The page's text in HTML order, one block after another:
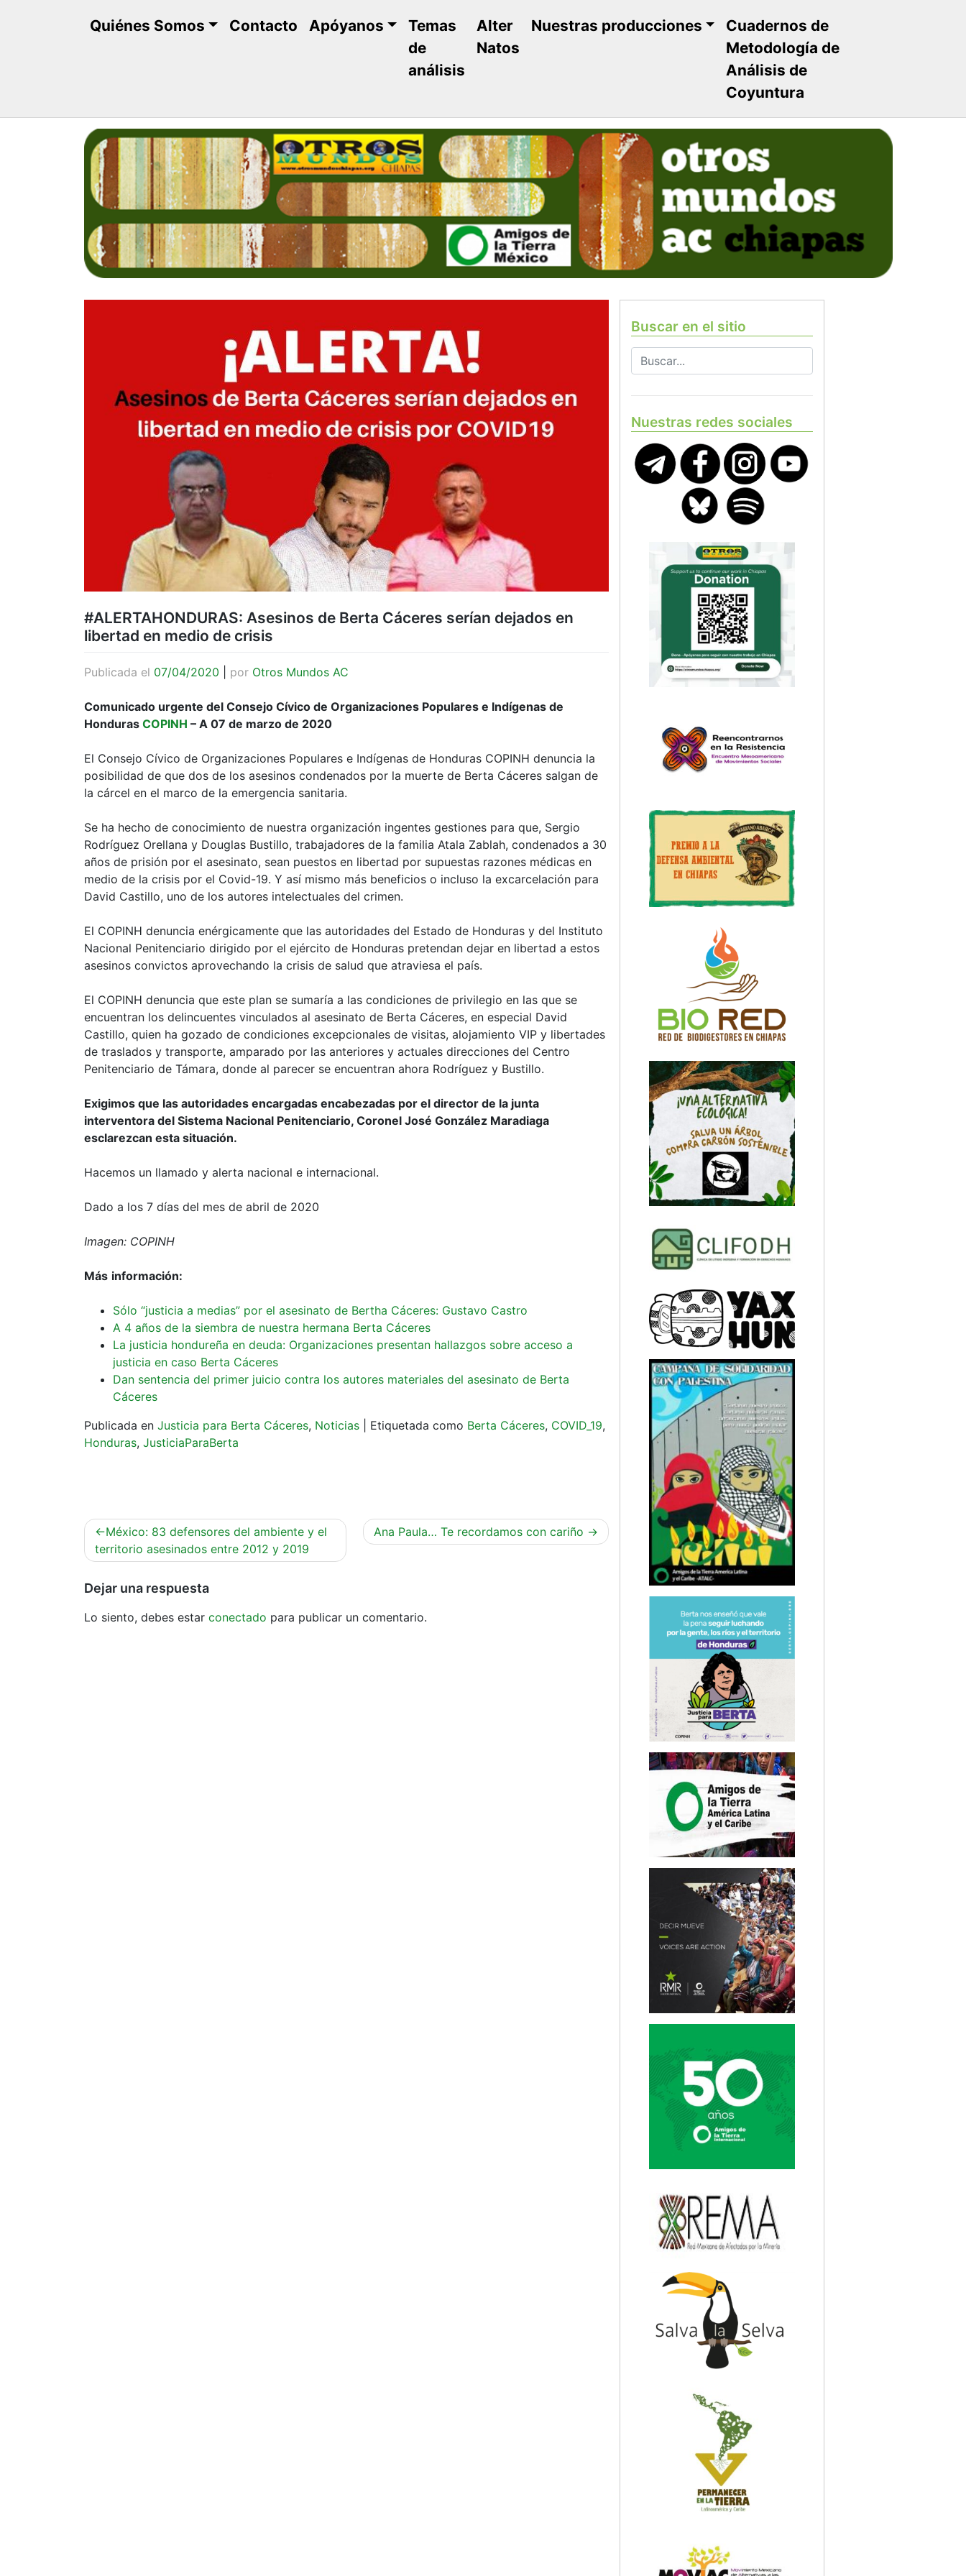
Quiénes Somos Contacto Apóyanos
Temas
de
análisis
Alter
Natos
Nuestras producciones
Cuadernos de
Metodología de
Análisis de
Coyuntura
#ALERTAHONDURAS: Asesinos de Berta Cáceres serían dejados en
libertad en medio de crisis
Publicada el 07/04/2020 por Otros Mundos AC
Comunicado urgente del Consejo Cívico de Organizaciones Populares e Indígenas de
Honduras COPINH – A 07 de marzo de 2020
El Consejo Cívico de Organizaciones Populares e Indígenas de Honduras COPINH denuncia la
posibilidad de que dos de los asesinos condenados por la muerte de Berta Cáceres salgan de
la cárcel en el marco de la emergencia sanitaria.
Se ha hecho de conocimiento de nuestra organización ingentes gestiones para que, Sergio
Rodríguez Orellana y Douglas Bustillo, trabajadores de la familia Atala Zablah, condenados a 30
años de prisión por el asesinato, sean puestos en libertad por supuestas razones médicas en
medio de la crisis por el Covid-19. Y así mismo más beneficios o incluso la excarcelación para
David Castillo, uno de los autores intelectuales del crimen.
El COPINH denuncia enérgicamente que las autoridades del Estado de Honduras y del Instituto
Nacional Penitenciario dirigido por el ejército de Honduras pretendan dejar en libertad a estos
asesinos convictos aprovechando la crisis de salud que atraviesa el país.
El COPINH denuncia que este plan se sumaría a las condiciones de privilegio en las que se
encuentran los delincuentes vinculados al asesinato de Berta Cáceres, en especial David
Castillo, quien ha gozado de condiciones excepcionales de visitas, alojamiento VIP y libertades
de traslados y transporte, amparado por las anteriores y actuales direcciones del Centro
Penitenciario de Támara, donde al parecer se encuentran ahora Rodríguez y Bustillo.
Exigimos que las autoridades encargadas encabezadas por el director de la junta
interventora del Sistema Nacional Penitenciario, Coronel José González Maradiaga
esclarezcan esta situación.
Hacemos un llamado y alerta nacional e internacional.
Dado a los 7 días del mes de abril de 2020
Imagen: COPINH
Más información:
Sólo “justicia a medias” por el asesinato de Bertha Cáceres: Gustavo Castro
A 4 años de la siembra de nuestra hermana Berta Cáceres
La justicia hondureña en deuda: Organizaciones presentan hallazgos sobre acceso a
justicia en caso Berta Cáceres
Dan sentencia del primer juicio contra los autores materiales del asesinato de Berta
Cáceres
Publicada en Justicia para Berta Cáceres, Noticias Etiquetada como Berta Cáceres, COVID_19,
Honduras, JusticiaParaBerta
Navegación
de
México: 83 defensores del ambiente y el
territorio asesinados entre 2012 y 2019
Ana Paula… Te recordamos con cariño
Dejar una respuesta
Lo siento, debes estar conectado para publicar un comentario.
Buscar en el sitio
Nuestras redes sociales